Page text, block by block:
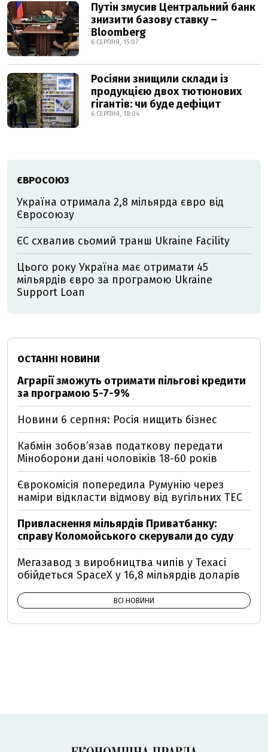
Путін змусив Центральний банк
знизити базову ставку –
Bloomberg
6 СЕРПНЯ, 15:07
Росіяни знищили склади із
продукцією двох тютюнових
гігантів: чи буде дефіцит
6 СЕРПНЯ, 18:04
ЄВРОСОЮЗ
Україна отримала 2,8 мільярда євро від
Євросоюзу
ЄС схвалив сьомий транш Ukraine Facility
Цього року Україна має отримати 45
мільярдів євро за програмою Ukraine
Support Loan
ОСТАННІ НОВИНИ
Аграрії зможуть отримати пільгові кредити
за програмою 5-7-9%
Новини 6 серпня: Росія нищить бізнес
Кабмін зобовʼязав податкову передати
Міноборони дані чоловіків 18-60 років
Єврокомісія попередила Румунію через
наміри відкласти відмову від вугільних ТЕС
Привласнення мільярдів Приватбанку:
справу Коломойського скерували до суду
Мегазавод з виробництва чипів у Техасі
обійдеться SpaceX у 16,8 мільярдів доларів
ВСІ НОВИНИ